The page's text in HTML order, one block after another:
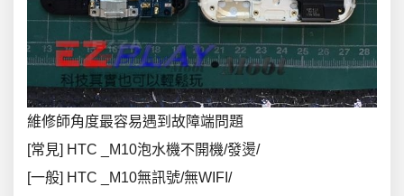
維修師角度最容易遇到故障端問題
[常見] HTC _M10泡水機不開機/發燙/
[一般] HTC _M10無訊號/無WIFI/